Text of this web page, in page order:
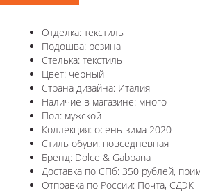
Отделка: текстиль
Подошва: резина
Стелька: текстиль
Цвет: черный
Страна дизайна: Италия
Наличие в магазине: много
Пол: мужской
Коллекция: осень-зима 2020
Стиль обуви: повседневная
Бренд: Dolce & Gabbana
Доставка по СПб: 350 рублей,
Отправка по России: Почта, СДЭК